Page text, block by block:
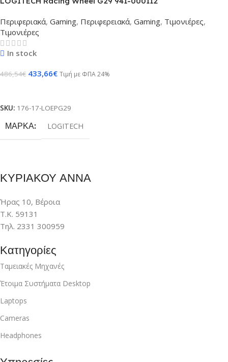
Περιφεριακά, Gaming, Περιφερειακά, Gaming, Τιμονιέρες,
Τιμονιέρες
In stock
486,54€ 433,66€ Τιμή με ΦΠΑ 24%
SKU: 176-17-LOEPG29
ΜΆΡΚΑ LOGITECH
ΚΥΡΙΑΚΟΥ ΑΝΝΑ
Ήρας 10, Βέροια
Τ.Κ. 59131
Τηλ. 2331 300959
Κατηγορίες
Ταμειακές Μηχανές
Έτοιμα Συστήματα Desktop
Laptops
Cameras
Headphones